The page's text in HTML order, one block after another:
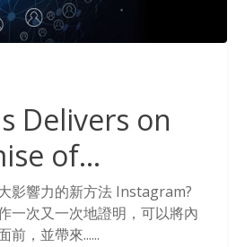
Delivers on
of
Data
影響力的新方法 Instagram?
一次又一次地證明，可以將內
前，並帶來......